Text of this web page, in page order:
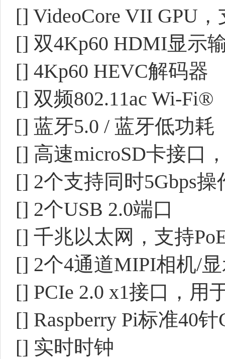
[] VideoCore VII GPU，
[] 双4Kp60 HDMI显示
[] 4Kp60 HEVC解码器
[] 双频802.11ac Wi-Fi®
[] 蓝牙5.0 / 蓝牙低功耗
[] 高速microSD卡接口
[] 2个支持同时5Gbps操
[] 2个USB 2.0端口
[] 千兆以太网，支持
[] 2个4通道MIPI相机/
[] PCIe 2.0 x1接口，用
[] Raspberry Pi标准40
[] 实时时钟